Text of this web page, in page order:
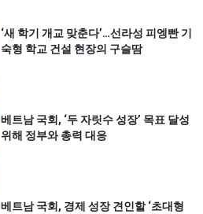
‘새 학기 개교 맞춘다’…선라성 피엥빤 기
숙형 학교 건설 현장의 구슬땀
베트남 국회, ‘두 자릿수 성장’ 목표 달성
위해 정부와 총력 대응
베트남 국회, 경제 성장 견인할 ‘초대형